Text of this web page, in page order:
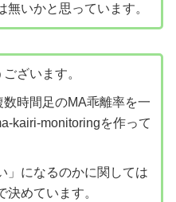
無いかと思っています。
ざいます。
時間足のMA乖離率を一
kairi-monitoringを作って
」になるのかに関しては
めています。